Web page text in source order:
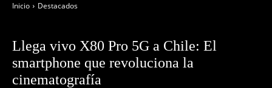
Inicio Destacados
Llega vivo X80 Pro 5G a Chile: El
smartphone que revoluciona la
cinematografía